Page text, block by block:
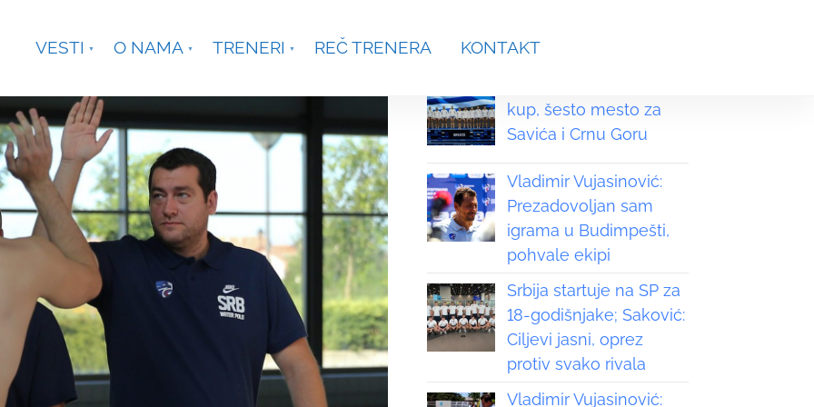
VESTI O NAMA TRENERI REČ TRENERA KONTAKT
kup, šesto mesto za
Savića i Crnu Goru
Vladimir Vujasinović:
Prezadovoljan sam
igrama u Budimpešti,
pohvale ekipi
Srbija startuje na SP za
18-godišnjake; Saković:
Ciljevi jasni, oprez
protiv svako rivala
Vladimir Vujasinović: